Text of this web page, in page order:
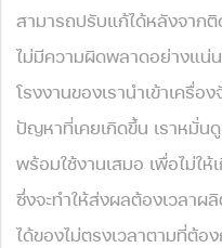
สามารถปรับแก้ได้หลังจาก
ไม่มีความผิดพลาดอย่างแน่
โรงงานของเรานำเข้าเครื่
ปัญหาที่เคยเกิดขึ้น เราหมั่น
พร้อมใช้งานเสมอ เพื่อไม่ใ
ซึ่งจะทำให้ส่งผลต้องเวลา
ได้ของไม่ตรงเวลาตามที่ต้อ